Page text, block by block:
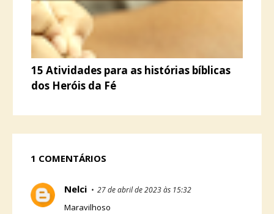
15 Atividades para as histórias bíblicas
dos Heróis da Fé
1 COMENTÁRIOS
Nelci 27 de abril de 2023 às 15:32
Maravilhoso